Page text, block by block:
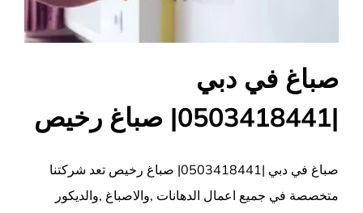
صباغ في دبي
|0503418441| صباغ رخيص
صباغ في دبي |0503418441| صباغ رخيص تعد شركتنا
متخصصة في جميع اعمال الدهانات ,والاصباغ ,والديكور